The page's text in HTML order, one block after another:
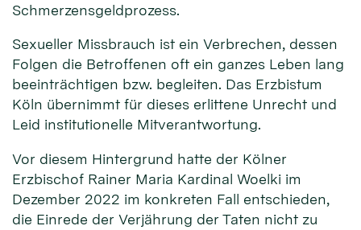
Schmerzensgeldprozess.
Sexueller Missbrauch ist ein Verbrechen, dessen
Folgen die Betroffenen oft ein ganzes Leben lang
beeinträchtigen bzw. begleiten. Das Erzbistum
Köln übernimmt für dieses erlittene Unrecht und
Leid institutionelle Mitverantwortung.
Vor diesem Hintergrund hatte der Kölner
Erzbischof Rainer Maria Kardinal Woelki im
Dezember 2022 im konkreten Fall entschieden,
die Einrede der Verjährung der Taten nicht zu